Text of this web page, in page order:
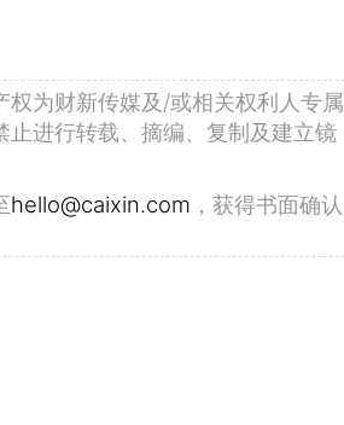
权为财新传媒及/或相关权利人专属
止进行转载、摘编、复制及建立镜
hello@caixin.com ，获得书面确认